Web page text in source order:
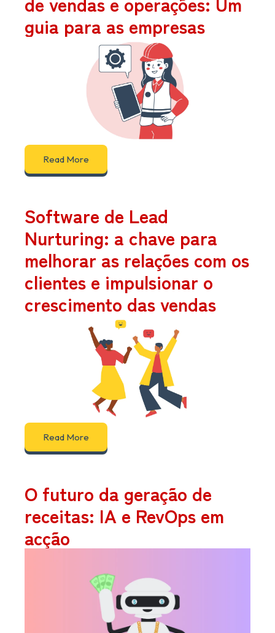
guia para as empresas
Read More
Software de Lead
Nurturing: a chave para
melhorar as relações com os
clientes e impulsionar o
crescimento das vendas
Read More
O futuro da geração de
receitas: IA e RevOps em
acção